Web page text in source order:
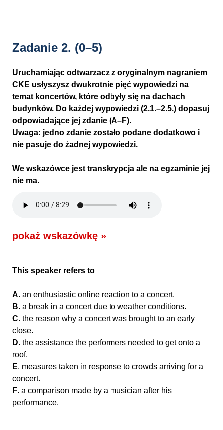
Zadanie 2. (0–5)
Uruchamiając odtwarzacz z oryginalnym nagraniem
CKE usłyszysz dwukrotnie pięć wypowiedzi na
temat koncertów, które odbyły się na dachach
budynków. Do każdej wypowiedzi (2.1.–2.5.) dopasuj
odpowiadające jej zdanie (A–F).
Uwaga: jedno zdanie zostało podane dodatkowo i
nie pasuje do żadnej wypowiedzi.
We wskazówce jest transkrypcja ale na egzaminie jej
nie ma.
pokaż wskazówkę »
This speaker refers to
A. an enthusiastic online reaction to a concert.
B. a break in a concert due to weather conditions.
C. the reason why a concert was brought to an early
close.
D. the assistance the performers needed to get onto a
roof.
E. measures taken in response to crowds arriving for a
concert.
F. a comparison made by a musician after his
performance.